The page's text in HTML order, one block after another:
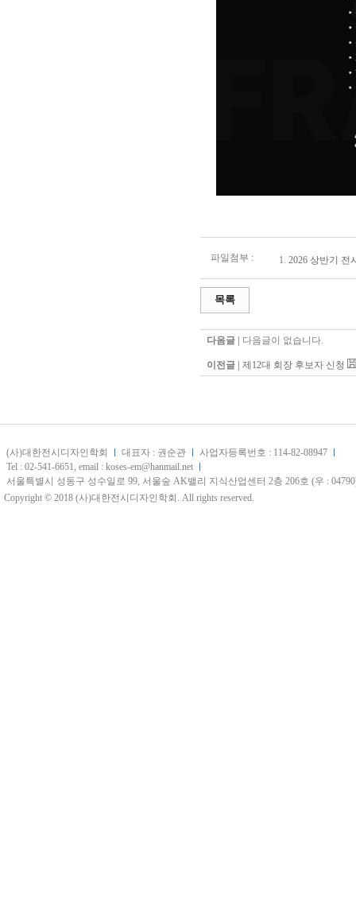
파일첨부 : 1. 2026 상반기 전
목록
다음글 | 다음글이 없습니다.
이전글 | 제12대 회장 후보자 신청
(사)대한전시디자인학회 대표자 : 권순관
사업자등록번호 : 114-82-08947
Tel : 02-541-6651, email : koses-em@hanmail.net
서울특별시 성동구 성수일로 99, 서울숲 AK밸리 지식산업센터 2층 206호 (우 :
Copyright © 2018 (사)대한전시디자인학회. All rights reserved.